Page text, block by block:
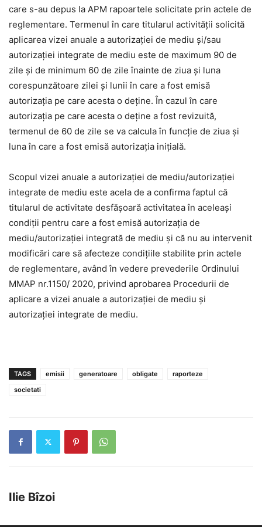
care s-au depus la APM rapoartele solicitate prin actele de
reglementare. Termenul în care titularul activității solicită
aplicarea vizei anuale a autorizației de mediu și/sau
autorizației integrate de mediu este de maximum 90 de
zile și de minimum 60 de zile înainte de ziua și luna
corespunzătoare zilei și lunii în care a fost emisă
autorizația pe care acesta o deține. În cazul în care
autorizația pe care acesta o deține a fost revizuită,
termenul de 60 de zile se va calcula în funcție de ziua și
luna în care a fost emisă autorizația inițială.
Scopul vizei anuale a autorizației de mediu/autorizației
integrate de mediu este acela de a confirma faptul că
titularul de activitate desfășoară activitatea în aceleași
condiții pentru care a fost emisă autorizația de
mediu/autorizației integrată de mediu și că nu au intervenit
modificări care să afecteze condițiile stabilite prin actele
de reglementare, având în vedere prevederile Ordinului
MMAP nr.1150/ 2020, privind aprobarea Procedurii de
aplicare a vizei anuale a autorizației de mediu și
autorizației integrate de mediu.
TAGS emisii generatoare obligate
raporteze
societati
Ilie Bîzoi